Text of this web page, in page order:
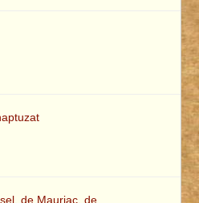
de Mauriac, de